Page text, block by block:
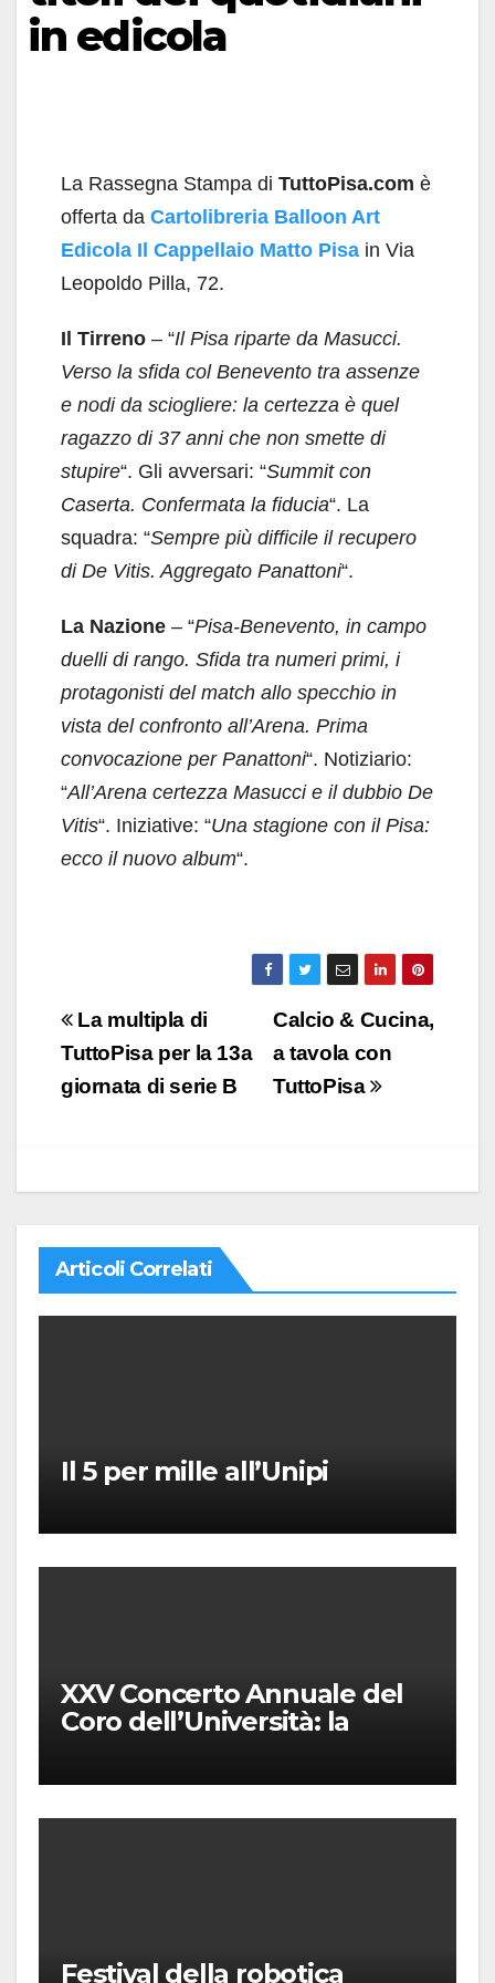
in edicola
La Rassegna Stampa di TuttoPisa.com è
offerta da Cartolibreria Balloon Art
Edicola Il Cappellaio Matto Pisa in Via
Leopoldo Pilla, 72.
Il Tirreno – “Il Pisa riparte da Masucci.
Verso la sfida col Benevento tra assenze
e nodi da sciogliere: la certezza è quel
ragazzo di 37 anni che non smette di
stupire“. Gli avversari: “Summit con
Caserta. Confermata la fiducia“. La
squadra: “Sempre più difficile il recupero
di De Vitis. Aggregato Panattoni“.
La Nazione – “Pisa-Benevento, in campo
duelli di rango. Sfida tra numeri primi, i
protagonisti del match allo specchio in
vista del confronto all’Arena. Prima
convocazione per Panattoni“. Notiziario:
“All’Arena certezza Masucci e il dubbio De
Vitis“. Iniziative: “Una stagione con il Pisa:
ecco il nuovo album“.
Navigazione
articoli
Calcio & Cucina,
a tavola con
TuttoPisa
La multipla di
TuttoPisa per la 13a
giornata di serie B
Articoli Correlati
Il 5 per mille all’Unipi
XXV Concerto Annuale del
Coro dell’Università: la
Puccini
Festival della robotica